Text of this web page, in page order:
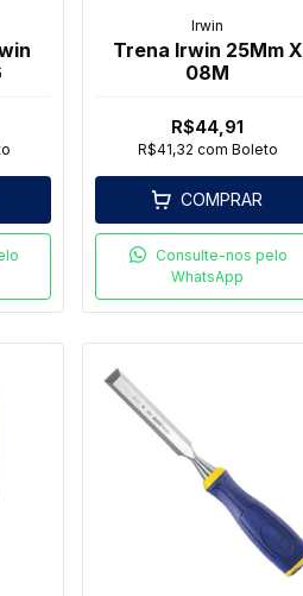
Irwin
Trena Irwin 25Mm X
08M
R$44,91
R$41,32 com Boleto
COMPRAR
Consulte-nos pelo
WhatsApp